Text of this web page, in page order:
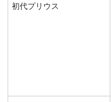
初代プリウス